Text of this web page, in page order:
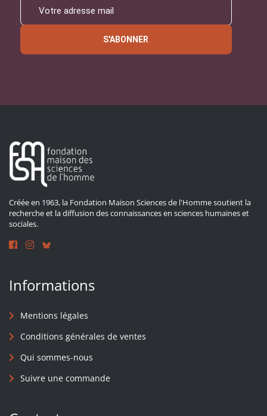
S'ABONNER
Créée en 1963, la Fondation Maison Sciences de l'Homme soutient la
recherche et la diffusion des connaissances en sciences humaines et
sociales.
Informations
Mentions légales
Conditions générales de ventes
Qui sommes-nous
Suivre une commande